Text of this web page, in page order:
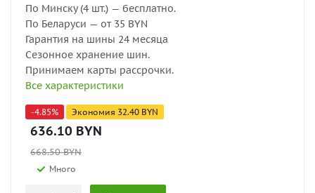
По Минску (4 шт.) — бесплатно.
По Беларуси — от 35 BYN
Гарантия на шины 24 месяца
Сезонное хранение шин.
Принимаем карты рассрочки.
Все характеристики
-4.85% Экономия 32.40 BYN
636.10 BYN
668.50BYN
Много